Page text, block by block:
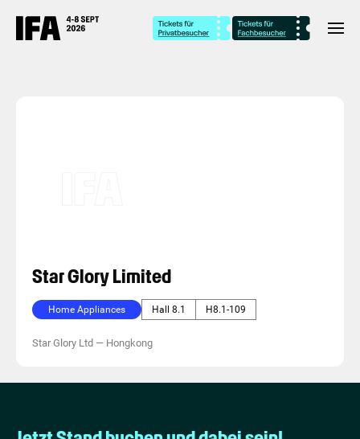
Star Glory Limited
Home Appliances Hall 8.1 H8.1-109
Star Glory Ltd — Hongkong